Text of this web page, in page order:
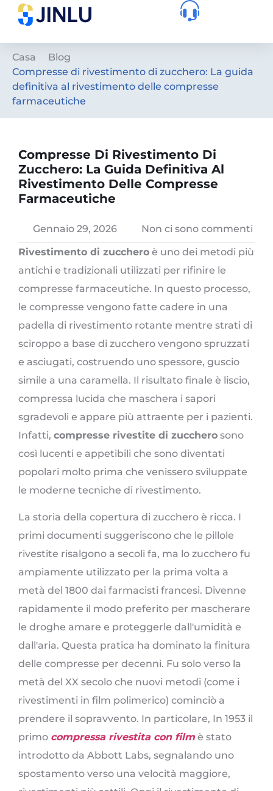
Casa
Blog
Compresse di rivestimento di zucchero: La guida
definitiva al rivestimento delle compresse
farmaceutiche
Compresse Di Rivestimento Di
Zucchero: La Guida Definitiva Al
Rivestimento Delle Compresse
Farmaceutiche
Gennaio 29, 2026
Non ci sono commenti
Rivestimento di zucchero è uno dei metodi più
antichi e tradizionali utilizzati per rifinire le
compresse farmaceutiche. In questo processo,
le compresse vengono fatte cadere in una
padella di rivestimento rotante mentre strati di
sciroppo a base di zucchero vengono spruzzati
e asciugati, costruendo uno spessore, guscio
simile a una caramella. Il risultato finale è liscio,
compressa lucida che maschera i sapori
sgradevoli e appare più attraente per i pazienti.
Infatti, compresse rivestite di zucchero sono
così lucenti e appetibili che sono diventati
popolari molto prima che venissero sviluppate
le moderne tecniche di rivestimento.
La storia della copertura di zucchero è ricca. I
primi documenti suggeriscono che le pillole
rivestite risalgono a secoli fa, ma lo zucchero fu
ampiamente utilizzato per la prima volta a
metà del 1800 dai farmacisti francesi. Divenne
rapidamente il modo preferito per mascherare
le droghe amare e proteggerle dall'umidità e
dall'aria. Questa pratica ha dominato la finitura
delle compresse per decenni. Fu solo verso la
metà del XX secolo che nuovi metodi (come i
rivestimenti in film polimerico) cominciò a
prendere il sopravvento. In particolare, In 1953 il
primo compressa rivestita con film è stato
introdotto da Abbott Labs, segnalando uno
spostamento verso una velocità maggiore,